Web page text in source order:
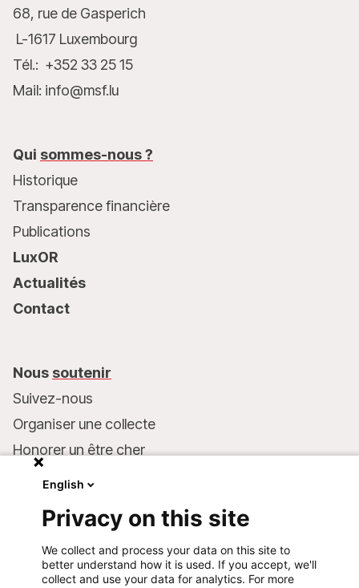
68, rue de Gasperich
L-1617 Luxembourg
Tél.: +352 33 25 15
Mail: info@msf.lu
Qui sommes-nous ?
Historique
Transparence financière
Publications
LuxOR
Actualités
Contact
Nous soutenir
Suivez-nous
Organiser une collecte
Honorer un être cher
Faire un don
Coordonnées bancaires :
LU75 1111 0000 4848 0000
English
Privacy on this site
We collect and process your data on this site to
better understand how it is used. If you accept, we'll
collect and use your data for analytics. For more